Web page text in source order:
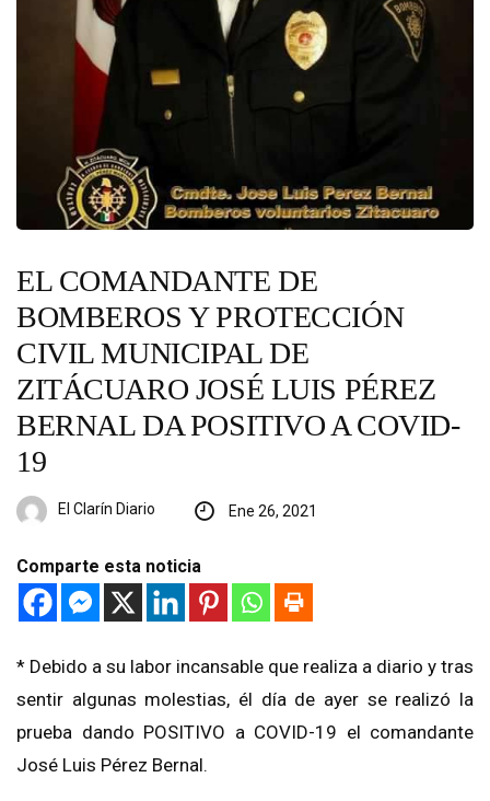
EL COMANDANTE DE
BOMBEROS Y PROTECCIÓN
CIVIL MUNICIPAL DE
ZITÁCUARO JOSÉ LUIS PÉREZ
BERNAL DA POSITIVO A COVID-
19
El Clarín Diario Ene 26, 2021
Comparte esta noticia
* Debido a su labor incansable que realiza a diario y tras
sentir algunas molestias, él día de ayer se realizó la
prueba dando POSITIVO a COVID-19 el comandante
José Luis Pérez Bernal.